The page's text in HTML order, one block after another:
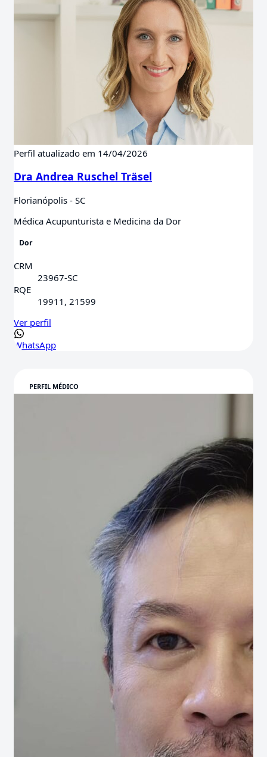
Perfil atualizado em 14/04/2026
Dra Andrea Ruschel Träsel
Florianópolis - SC
Médica Acupunturista e Medicina da Dor
Dor
CRM
23967-SC
RQE
19911, 21599
Ver perfil
WhatsApp